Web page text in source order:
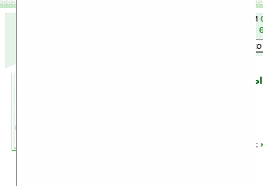
и
на email
Intel и ARM защитят
;